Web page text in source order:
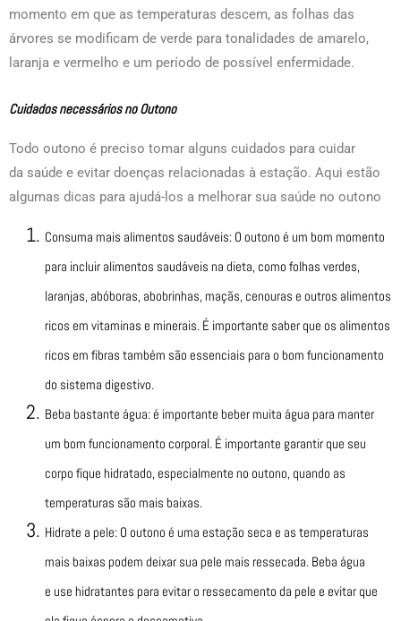
momento em que as temperaturas descem, as folhas das
árvores se modificam de verde para tonalidades de amarelo,
laranja e vermelho e um período de possível enfermidade.
Cuidados necessários no Outono
Todo outono é preciso tomar alguns cuidados para cuidar
da saúde e evitar doenças relacionadas à estação. Aqui estão
algumas dicas para ajudá-los a melhorar sua saúde no outono
Consuma mais alimentos saudáveis: O outono é um bom momento
para incluir alimentos saudáveis na dieta, como folhas verdes,
laranjas, abóboras, abobrinhas, maçãs, cenouras e outros alimentos
ricos em vitaminas e minerais. É importante saber que os alimentos
ricos em fibras também são essenciais para o bom funcionamento
do sistema digestivo.
Beba bastante água: é importante beber muita água para manter
um bom funcionamento corporal. É importante garantir que seu
corpo fique hidratado, especialmente no outono, quando as
temperaturas são mais baixas.
Hidrate a pele: O outono é uma estação seca e as temperaturas
mais baixas podem deixar sua pele mais ressecada. Beba água
e use hidratantes para evitar o ressecamento da pele e evitar que